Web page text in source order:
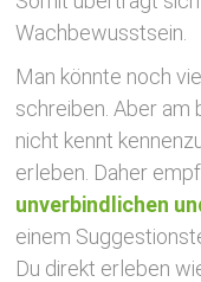
Wachbewusstsein.
Man könnte noch
schreiben. Aber
nicht kennt
erleben. Daher
unverbindlichen
einem
Du direkt erleben